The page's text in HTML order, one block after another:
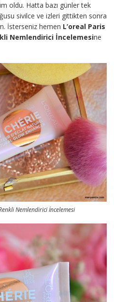
oldu. Hatta bazı günler tek
sivilce ve izleri gittikten sonra
İsterseniz hemen L’oreal Paris
Nemlendirici İncelemesine
Nemlendirici İncelemesi